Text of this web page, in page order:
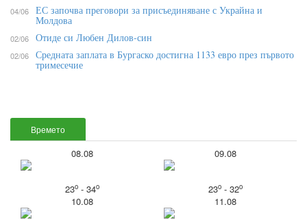
Времето
08.08
23o- 34o
09.08
23o- 32o
10.08 11.08
04/06 ЕС започва преговори за присъединяване с Украйна и
Молдова
02/06 Отиде си Любен Дилов-син
02/06 Средната заплата в Бургаско достигна 1133 евро през първото
тримесечие